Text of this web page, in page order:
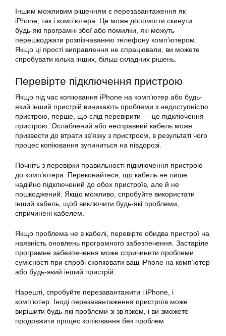
Іншим можливим рішенням є перезавантаження як
iPhone, так і комп’ютера. Це може допомогти скинути
будь-які програмні збої або помилки, які можуть
перешкоджати розпізнаванню телефону комп’ютером.
Якщо ці прості виправлення не спрацювали, ви можете
спробувати кілька інших, більш складних рішень.
Перевірте підключення пристрою
Якщо під час копіювання iPhone на комп’ютер або будь-
який інший пристрій виникають проблеми з недоступністю
пристрою, перше, що слід перевірити — це підключення
пристрою. Ослаблений або несправний кабель може
призвести до втрати зв’язку з пристроєм, в результаті чого
процес копіювання зупиниться на півдорозі.
Почніть з перевірки правильності підключення пристрою
до комп’ютера. Переконайтеся, що кабель не лише
надійно підключений до обох пристроїв, але й не
пошкоджений. Якщо можливо, спробуйте використати
інший кабель, щоб виключити будь-які проблеми,
спричинені кабелем.
Якщо проблема не в кабелі, перевірте обидва пристрої на
наявність оновлень програмного забезпечення. Застаріле
програмне забезпечення може спричинити проблеми
сумісності при спробі скопіювати ваш iPhone на комп’ютер
або будь-який інший пристрій.
Нарешті, спробуйте перезавантажити і iPhone, і
комп’ютер. Іноді перезавантаження пристроїв може
вирішити будь-які проблеми зі зв’язком, і ви зможете
продовжити процес копіювання без проблем.